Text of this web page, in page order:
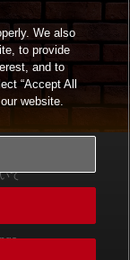
て
We also
to provide
and to
“Accept All
website.